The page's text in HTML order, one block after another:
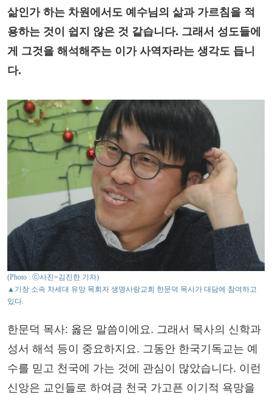
삶인가 하는 차원에서도 예수님의 삶과 가르침을 적
용하는 것이 쉽지 않은 것 같습니다. 그래서 성도들에
게 그것을 해석해주는 이가 사역자라는 생각도 듭니
다.
(Photo : ⓒ사진=김진한 기자)
▲기장 소속 차세대 유망 목회자 생명사랑교회 한문덕 목사가 대담에 참여하고
있다.
한문덕 목사: 옳은 말씀이에요. 그래서 목사의 신학과
성서 해석 등이 중요하지요. 그동안 한국기독교는 예
수를 믿고 천국에 가는 것에 관심이 많았습니다. 이런
신앙은 교인들로 하여금 천국 가고픈 이기적 욕망을